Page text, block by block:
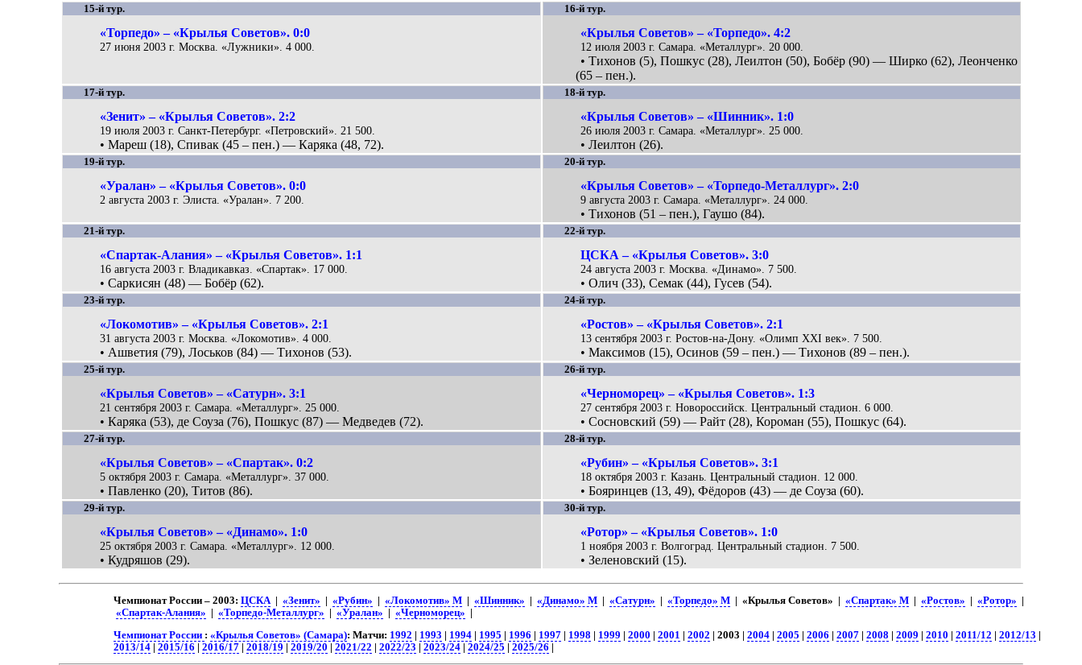
15-й тур.
«Торпедо» – «Крылья Советов». 0:0
27 июня 2003 г. Москва. «Лужники». 4 000.
16-й тур.
«Крылья Советов» – «Торпедо». 4:2
12 июля 2003 г. Самара. «Металлург». 20 000.
• Тихонов (5), Пошкус (28), Леилтон (50), Бобёр (90) — Ширко (62), Леонченко
(65 – пен.).
17-й тур.
«Зенит» – «Крылья Советов». 2:2
19 июля 2003 г. Санкт-Петербург. «Петровский». 21 500.
• Мареш (18), Спивак (45 – пен.) — Каряка (48, 72).
18-й тур.
«Крылья Советов» – «Шинник». 1:0
26 июля 2003 г. Самара. «Металлург». 25 000.
• Леилтон (26).
19-й тур.
«Уралан» – «Крылья Советов». 0:0
2 августа 2003 г. Элиста. «Уралан». 7 200.
20-й тур.
«Крылья Советов» – «Торпедо-Металлург». 2:0
9 августа 2003 г. Самара. «Металлург». 24 000.
• Тихонов (51 – пен.), Гаушо (84).
21-й тур.
«Спартак-Алания» – «Крылья Советов». 1:1
16 августа 2003 г. Владикавказ. «Спартак». 17 000.
• Саркисян (48) — Бобёр (62).
22-й тур.
ЦСКА – «Крылья Советов». 3:0
24 августа 2003 г. Москва. «Динамо». 7 500.
• Олич (33), Семак (44), Гусев (54).
23-й тур.
«Локомотив» – «Крылья Советов». 2:1
31 августа 2003 г. Москва. «Локомотив». 4 000.
• Ашветия (79), Лоськов (84) — Тихонов (53).
24-й тур.
«Ростов» – «Крылья Советов». 2:1
13 сентября 2003 г. Ростов-на-Дону. «Олимп XXI век». 7 500.
• Максимов (15), Осинов (59 – пен.) — Тихонов (89 – пен.).
25-й тур.
«Крылья Советов» – «Сатурн». 3:1
21 сентября 2003 г. Самара. «Металлург». 25 000.
• Каряка (53), де Соуза (76), Пошкус (87) — Медведев (72).
26-й тур.
«Черноморец» – «Крылья Советов». 1:3
27 сентября 2003 г. Новороссийск. Центральный стадион. 6 000.
• Сосновский (59) — Райт (28), Короман (55), Пошкус (64).
27-й тур.
«Крылья Советов» – «Спартак». 0:2
5 октября 2003 г. Самара. «Металлург». 37 000.
• Павленко (20), Титов (86).
28-й тур.
«Рубин» – «Крылья Советов». 3:1
18 октября 2003 г. Казань. Центральный стадион. 12 000.
• Бояринцев (13, 49), Фёдоров (43) — де Соуза (60).
29-й тур.
«Крылья Советов» – «Динамо». 1:0
25 октября 2003 г. Самара. «Металлург». 12 000.
• Кудряшов (29).
30-й тур.
«Ротор» – «Крылья Советов». 1:0
1 ноября 2003 г. Волгоград. Центральный стадион. 7 500.
• Зеленовский (15).
Чемпионат России – 2003: ЦСКА| «Зенит» | «Рубин» | «Локомотив» М| «Шинник» | «Динамо» М| «Сатурн» | «Торпедо» М| «Крылья Советов» | «Спартак» М| «Ростов» | «Ротор» |
«Спартак-Алания» | «Торпедо-Металлург» | «Уралан» | «Черноморец» |
Чемпионат России : «Крылья Советов» (Самара): Матчи: 1992 | 1993 | 1994| 1995 | 1996 | 1997| 1998 | 1999 | 2000 | 2001 | 2002 | 2003 | 2004| 2005 | 2006 | 2007| 2008 | 2009 | 2010 | 2011/12 | 2012/13 |
2013/14| 2015/16 | 2016/17| 2018/19 | 2019/20 | 2021/22 | 2022/23 | 2023/24| 2024/25 | 2025/26 |